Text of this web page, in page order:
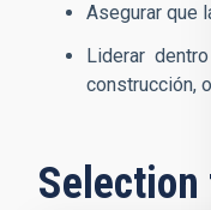
Asegurar que
Liderar
construcción,